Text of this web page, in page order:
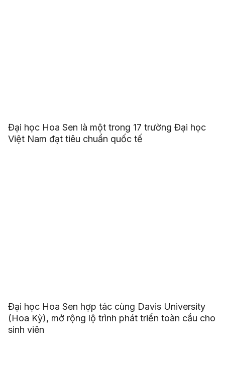
Đại học Hoa Sen là một trong 17 trường Đại học
Việt Nam đạt tiêu chuẩn quốc tế
Đại học Hoa Sen hợp tác cùng Davis University
(Hoa Kỳ), mở rộng lộ trình phát triển toàn cầu cho
sinh viên